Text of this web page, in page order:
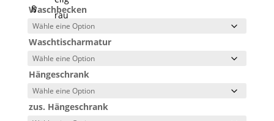
Waschbecken
Waschtischarmatur
Hängeschrank
zus. Hängeschrank